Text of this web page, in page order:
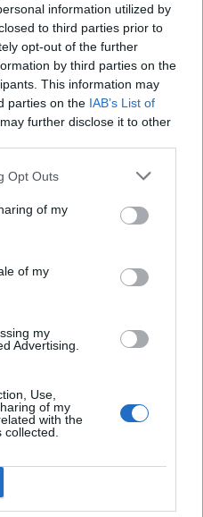
information utilized by
to third parties prior to
opt-out of the further
by third parties on the
This information may
parties on the IAB’s List of
further disclose it to other
Opt Outs
of my
of my
my
Advertising.
Use,
of my
with the
που αναγκάζεται
για να αποσύρει όλες τις
την Πελοπόννησο και
Ισθμό και στην
ανατινάζεται η
του ΕΛΑΣ και του
Βρετανών
μετά από απόπειρα
του σεπούκο.
του Πολυτεχνείου
κατά του
υπό τον ταξίαρχο
της Κύπρου